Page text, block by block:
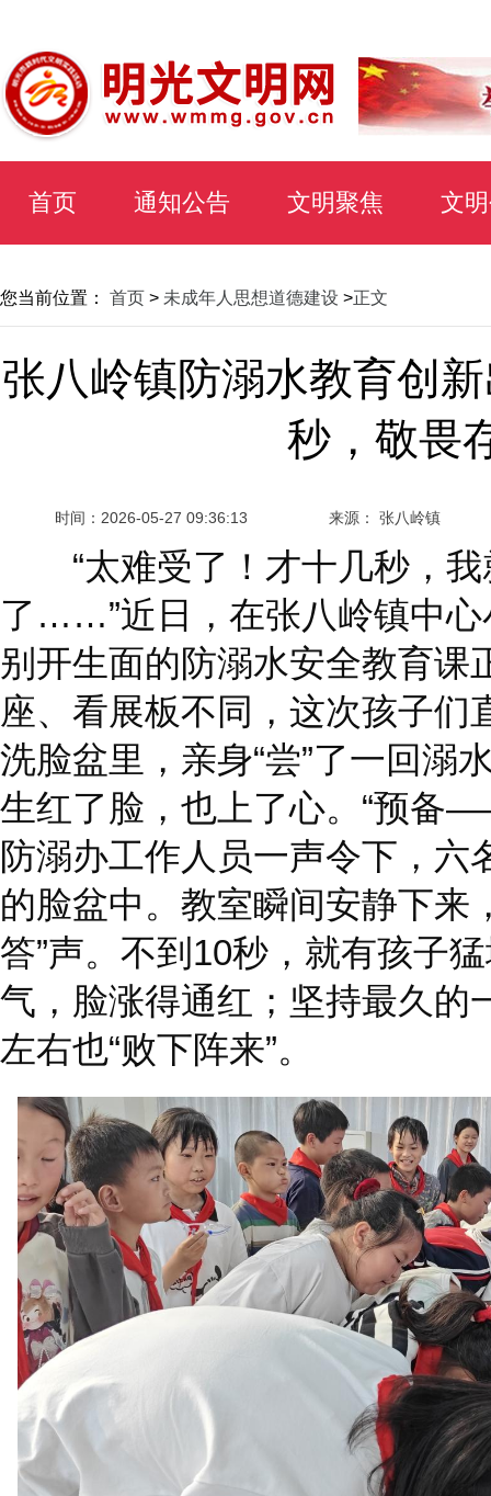
首页 通知公告 文明聚焦 文
您当前位置： 首页 > 未成年人思想道德建设 >正文
张八岭镇防溺水教育创
秒，敬畏
时间： 2026-05-27 09:36:13 来源： 张八岭镇
“太难受了！才十几秒，我
了……”近日，在张八岭镇中心
别开生面的防溺水安全教育课
座、看展板不同，这次孩子们
洗脸盆里，亲身“尝”了一回溺
生红了脸，也上了心。“预备
防溺办工作人员一声令下，六
的脸盆中。教室瞬间安静下来
答”声。不到10秒，就有孩子
气，脸涨得通红；坚持最久的
左右也“败下阵来”。